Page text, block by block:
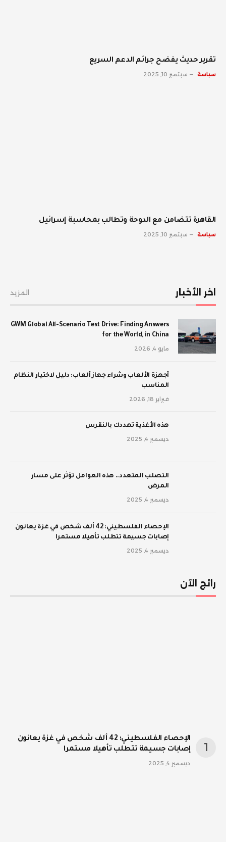
تقرير حديث يفضح جرائم الدعم السريع
سياسة سبتمبر 10, 2025
القاهرة تتضامن مع الدوحة وتطالب بمحاسبة إسرائيل
سياسة سبتمبر 10, 2025
اخر الأخبار المزيد
GWM Global All-Scenario Test Drive: Finding Answers
for the World, in China
مايو 4, 2026
أجهزة الألعاب وشراء جهاز ألعاب: دليل لاختيار النظام
المناسب
فبراير 18, 2026
‫هذه الأغذية تهددك بالنقرس
ديسمبر 4, 2025
‫التصلب المتعدد.. هذه العوامل تؤثر على مسار
المرض
ديسمبر 4, 2025
الإحصاء الفلسطيني: 42 ألف شخص في غزة يعانون
إصابات جسيمة تتطلب تأهيلا مستمرا
ديسمبر 4, 2025
رائج الآن
الإحصاء الفلسطيني: 42 ألف شخص في غزة يعانون
إصابات جسيمة تتطلب تأهيلا مستمرا
ديسمبر 4, 2025